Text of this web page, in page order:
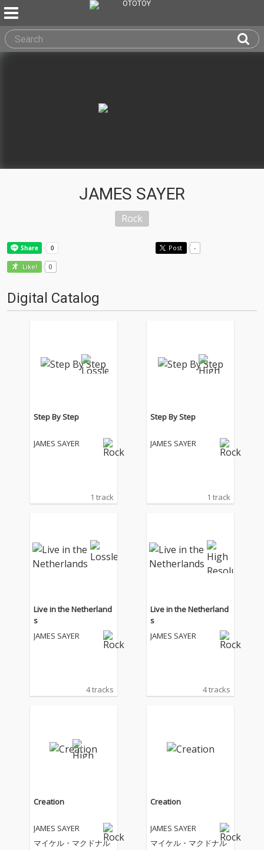
JAMES SAYER
Rock
Post -
Like! 0
Digital Catalog
Step By Step
JAMES SAYER
1 track
Step By Step
JAMES SAYER
1 track
Live in the Netherland
s
JAMES SAYER
4 tracks
Live in the Netherland
s
JAMES SAYER
4 tracks
Creation
JAMES SAYER
マイケル・マクドナル
Creation
JAMES SAYER
マイケル・マクドナル